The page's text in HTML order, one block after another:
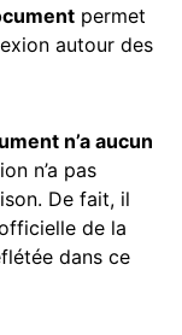
permet
autour des
n’a aucun
n’a pas
De fait, il
de la
dans ce